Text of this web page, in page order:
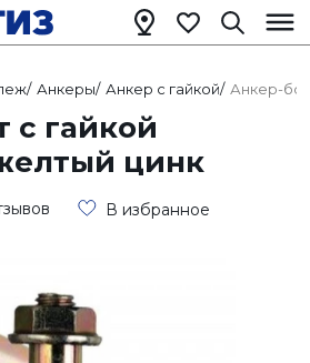
/ Анкеры/ Анкер с гайкой/ Анкер-
с гайкой
цинк
В избранное